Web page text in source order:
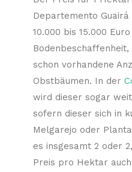
Departemento
10.000 bis 15.000
schon vorhandene
Obstbäumen. In der
wird dieser sogar
sofern dieser sich in
Melgarejo oder
es insgesamt 2 oder
Preis pro Hektar